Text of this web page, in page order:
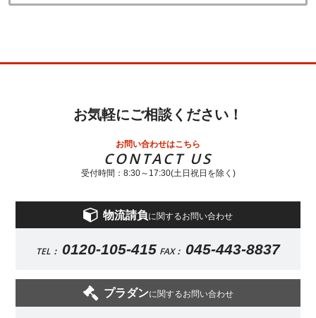
お気軽にご相談ください！
お問い合わせはこちら
CONTACT US
受付時間：8:30～17:30(土日祝日を除く)
物流請負に関するお問い合わせ
TEL： 0120-105-415 FAX： 045-443-8837
プラダンに関するお問い合わせ